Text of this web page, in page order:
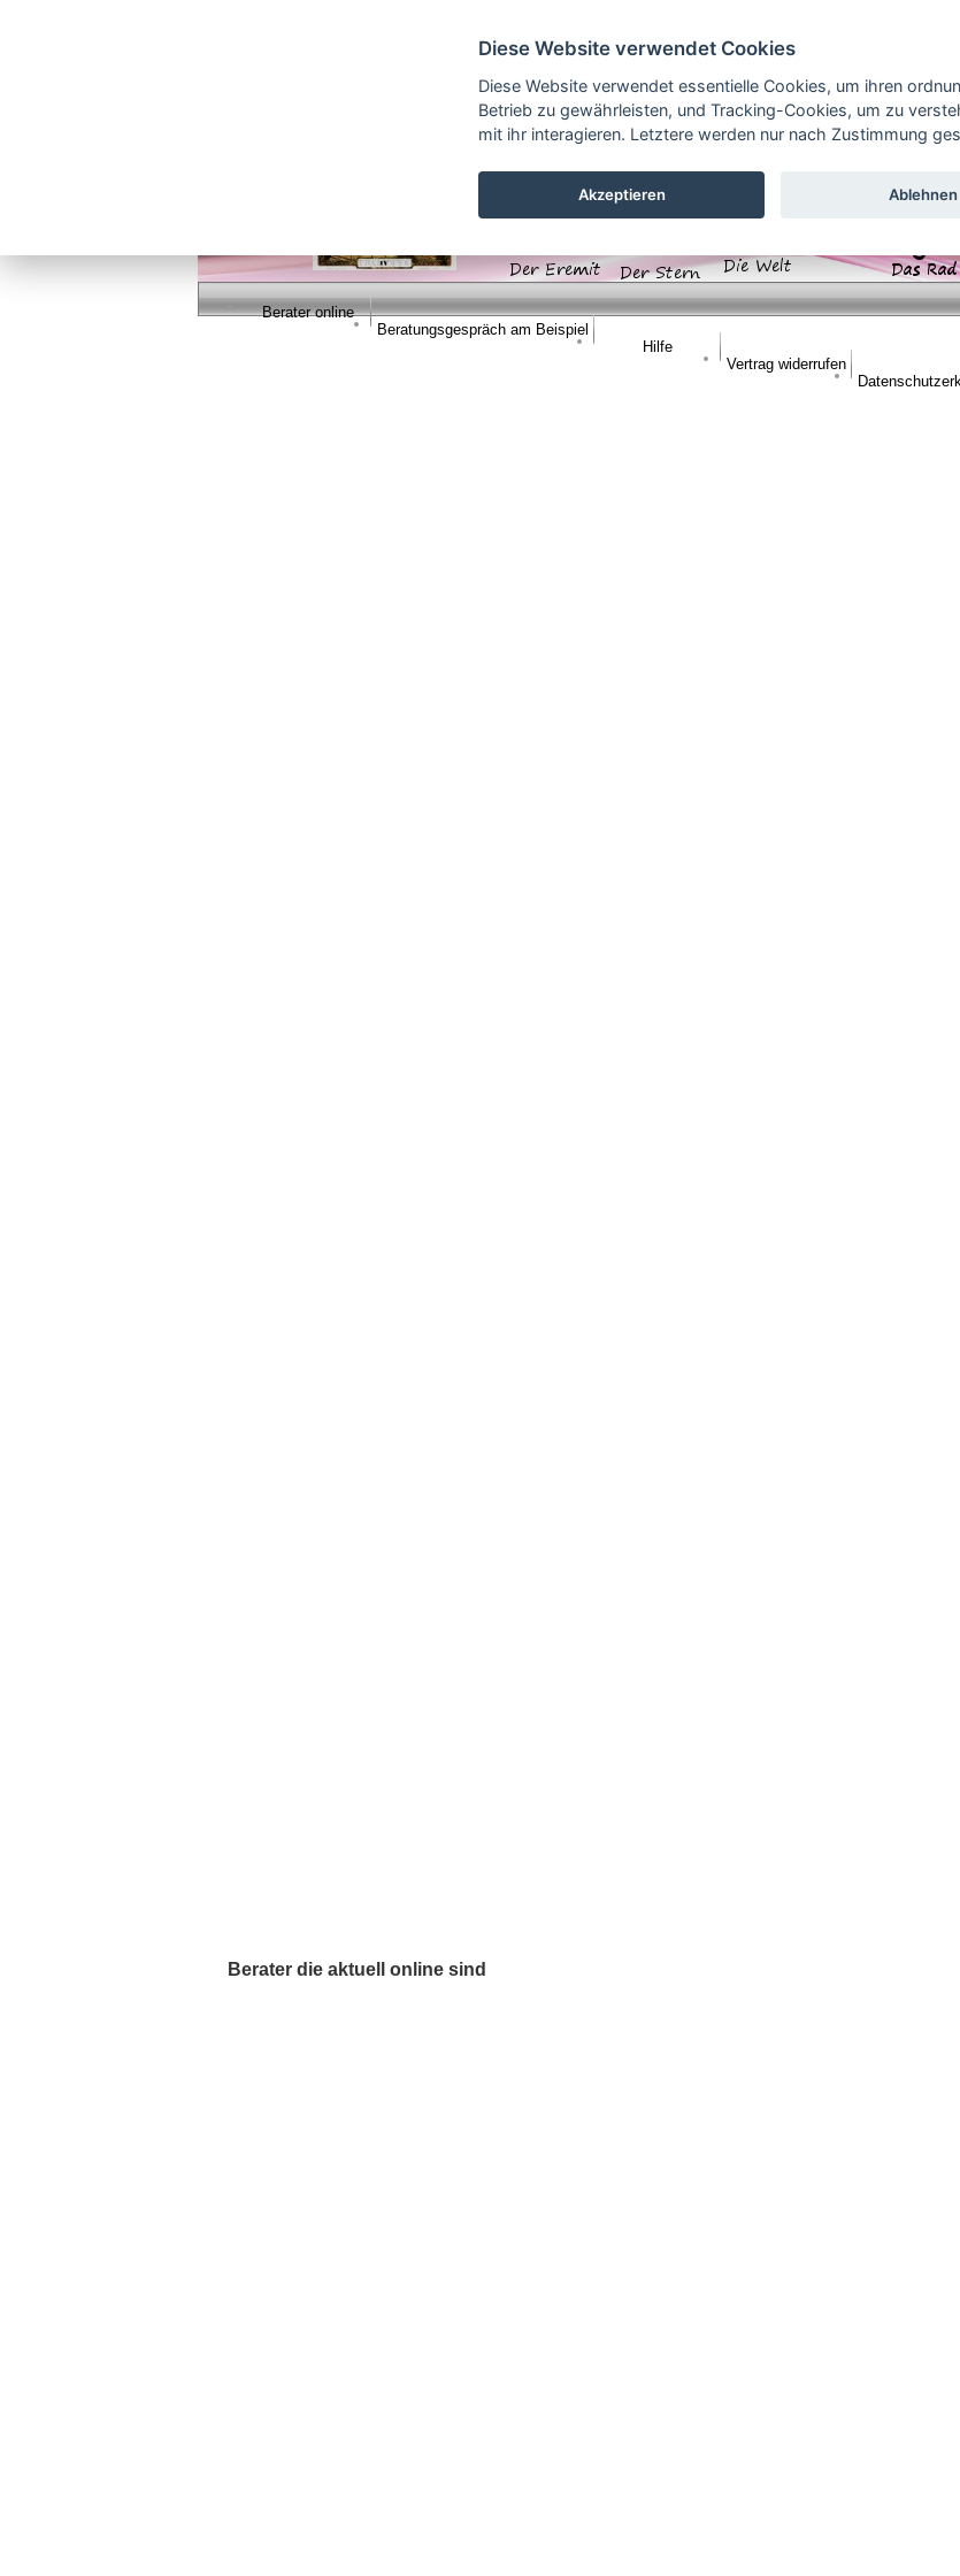
Berater online
Beratungsgespräch am Beispiel
Hilfe
Vertrag widerrufen
Berater die aktuell online sind
Diese Website verwendet Cookies
Diese Website verwendet essentielle Cookies, um ihren
Betrieb zu gewährleisten, und Tracking-Cookies, um zu
mit ihr interagieren. Letztere werden nur nach Zustimmung
Akzeptieren Ablehnen